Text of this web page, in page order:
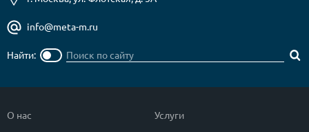
info@meta-m.ru
Найти:
О нас
Услуги